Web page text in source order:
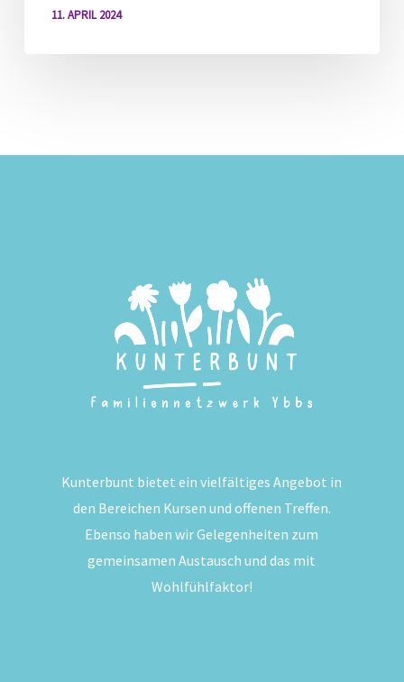
11. APRIL 2024
Kunterbunt bietet ein vielfältiges Angebot in
den Bereichen Kursen und offenen Treffen.
Ebenso haben wir Gelegenheiten zum
gemeinsamen Austausch und das mit
Wohlfühlfaktor!